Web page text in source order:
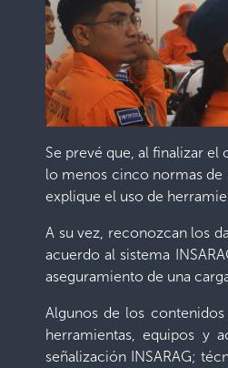
Se prevé que, al finalizar
lo menos cinco normas de
explique el uso de
A su vez, reconozcan los
acuerdo al sistema
aseguramiento de una
Algunos de los
herramientas, equipos y
señalización INSARAG;